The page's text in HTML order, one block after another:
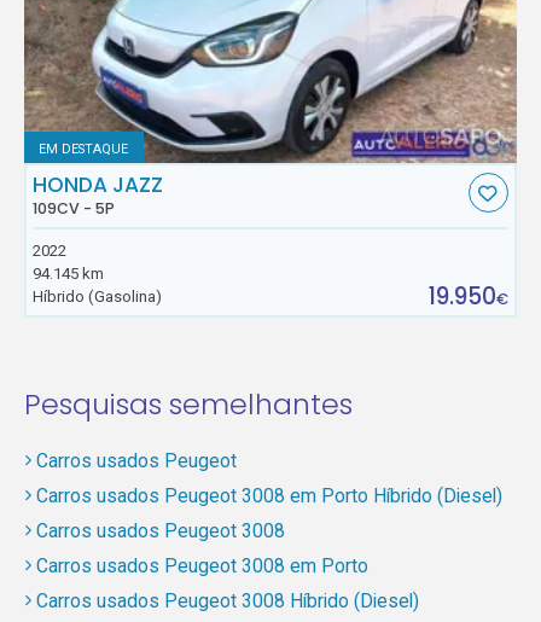
EM DESTAQUE
HONDA JAZZ
109CV - 5P
2022
94.145 km
Híbrido (Gasolina)
19.950€
Pesquisas semelhantes
Carros usados Peugeot
Carros usados Peugeot 3008 em Porto Híbrido (Diesel)
Carros usados Peugeot 3008
Carros usados Peugeot 3008 em Porto
Carros usados Peugeot 3008 Híbrido (Diesel)